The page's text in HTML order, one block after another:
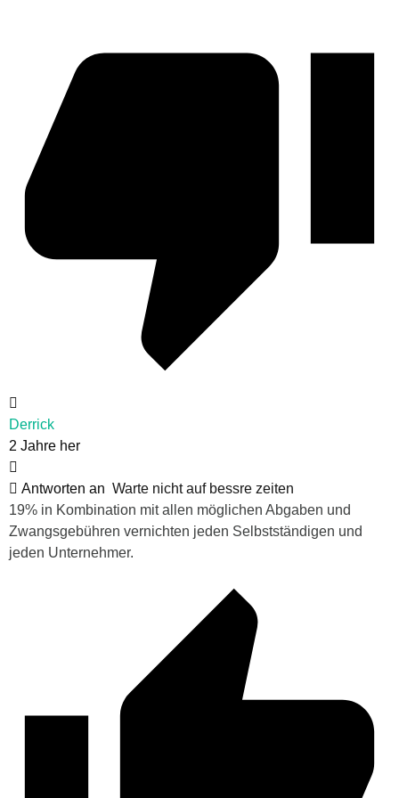
Derrick
2 Jahre her
Antworten an Warte nicht auf bessre zeiten
19% in Kombination mit allen möglichen Abgaben und
Zwangsgebühren vernichten jeden Selbstständigen und
jeden Unternehmer.